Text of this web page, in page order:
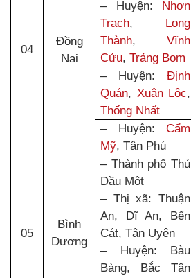
04
Đồng
Nai
– Huyện:
Nhơn
Trạch,
Long
Thành, Vĩnh
Cửu,Trảng Bom
– Huyện: Định
Quán, Xuân Lộc,
Thống Nhất
– Huyện: Cẩm
Mỹ, Tân Phú
05
Bình
Dương
– Thành phố Thủ
Dầu Một
– Thị xã: Thuận
An, Dĩ An, Bến
Cát, Tân Uyên
– Huyện: Bàu
Bàng, Bắc Tân